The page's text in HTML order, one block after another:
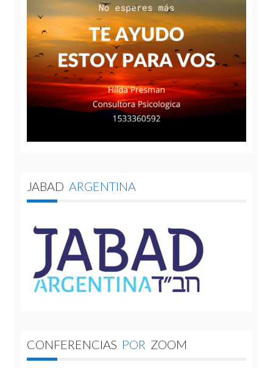
JABAD ARGENTINA
CONFERENCIAS POR ZOOM